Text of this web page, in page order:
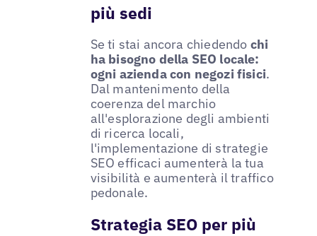
più sedi
Se ti stai ancora chiedendo chi
ha bisogno della SEO locale:
ogni azienda con negozi fisici.
Dal mantenimento della
coerenza del marchio
all'esplorazione degli ambienti
di ricerca locali,
l'implementazione di strategie
SEO efficaci aumenterà la tua
visibilità e aumenterà il traffico
pedonale.
Strategia SEO per più